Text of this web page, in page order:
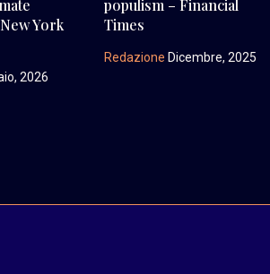
York
2026
populism – Financial
Times
Redazione Dicembre, 2025